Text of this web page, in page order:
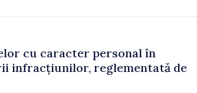
cu caracter personal în
infracțiunilor, reglementată de